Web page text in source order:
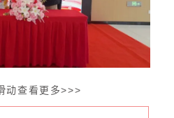
动查看更多>>>